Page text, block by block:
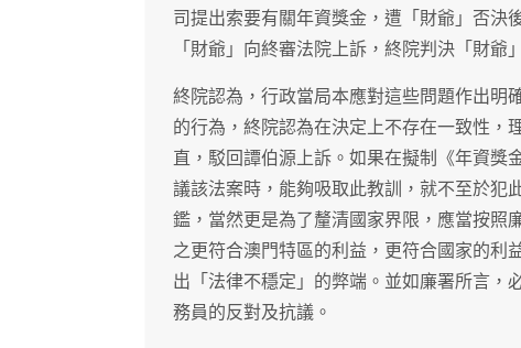
司提出索要有關年資獎金，遭「財爺」否決
「財爺」向終審法院上訴，終院判決「財爺
終院認為，行政當局本應對這些問題作出明
的行為，終院認為在決定上不存在一致性，
直，駁回譚伯源上訴。如果在擬制《年資獎
議該法案時，能夠吸取此教訓，就不至於犯
鑑，當然更是為了釐清國家界限，應當按照
之更符合澳門特區的利益，更符合國家的利
出「法律不穩定」的弊端。並如廉署所言，
務員的反對及抗議。